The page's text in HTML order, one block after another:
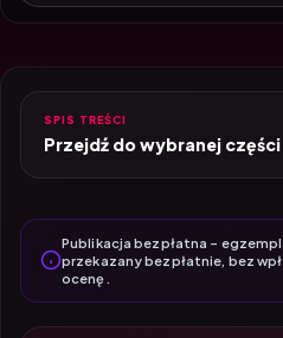
SPIS TREŚCI
Przejdź do wybranej części
Publikacja bezpłatna –
przekazany bezpłatnie, bez
ocenę.